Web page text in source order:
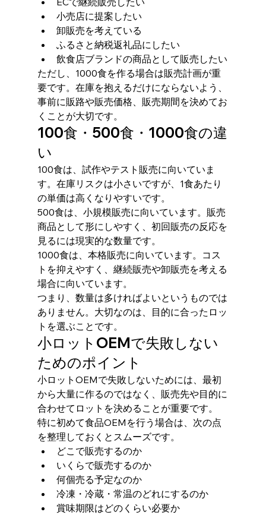
小売店に提案したい
卸販売を考えている
ふるさと納税返礼品にしたい
飲食店ブランドの商品として販売したい
ただし、1000食を作る場合は販売計画が重
要です。在庫を抱えるだけにならないよう、
事前に販路や販売価格、販売期間を決めてお
くことが大切です。
100食・500食・1000食の違
い
100食は、試作やテスト販売に向いていま
す。在庫リスクは小さいですが、1食あたり
の単価は高くなりやすいです。
500食は、小規模販売に向いています。販売
商品として形にしやすく、初回販売の反応を
見るには現実的な数量です。
1000食は、本格販売に向いています。コス
トを抑えやすく、継続販売や卸販売を考える
場合に向いています。
つまり、数量は多ければよいというものでは
ありません。大切なのは、目的に合ったロッ
トを選ぶことです。
小ロットOEMで失敗しない
ためのポイント
小ロットOEMで失敗しないためには、最初
から大量に作るのではなく、販売先や目的に
合わせてロットを決めることが重要です。
特に初めて食品OEMを行う場合は、次の点
を整理しておくとスムーズです。
どこで販売するのか
いくらで販売するのか
何個売る予定なのか
冷凍・冷蔵・常温のどれにするのか
賞味期限はどのくらい必要か